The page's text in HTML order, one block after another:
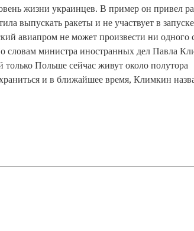
жизни украинцев. В пример он привел
выпускать ракеты и не участвует в запуске
авиапром не может произвести ни одного
словам министра иностранных дел Павла
Польше сейчас живут около полутора
и в ближайшее время, Климкин